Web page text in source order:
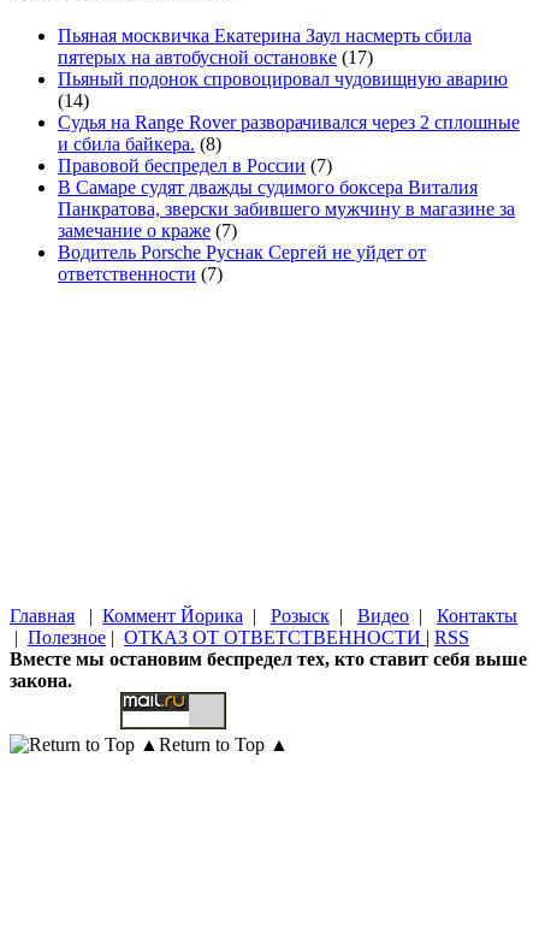
Пьяная москвичка Екатерина Заул насмерть сбила
пятерых на автобусной остановке (17)
Пьяный подонок спровоцировал чудовищную аварию
(14)
Судья на Range Rover разворачивался через 2 сплошные
и сбила байкера. (8)
Правовой беспредел в России (7)
В Самаре судят дважды судимого боксера Виталия
Панкратова, зверски забившего мужчину в магазине за
замечание о краже (7)
Водитель Porsche Руснак Сергей не уйдет от
ответственности (7)
Главная | Коммент Йорика | Розыск | Видео | Контакты
| Полезное | ОТКАЗ ОТ ОТВЕТСТВЕННОСТИ | RSS
Вместе мы остановим беспредел тех, кто ставит себя выше
закона.
Return to Top ▲